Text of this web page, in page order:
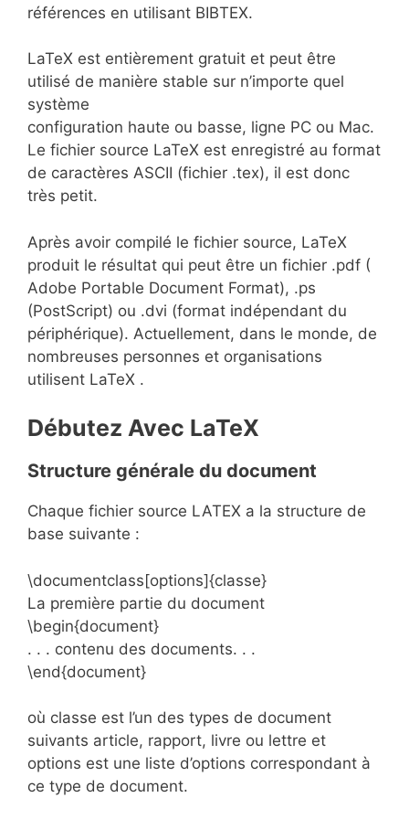
références en utilisant BIBTEX.
LaTeX est entièrement gratuit et peut être
utilisé de manière stable sur n’importe quel
système
configuration haute ou basse, ligne PC ou Mac.
Le fichier source LaTeX est enregistré au format
de caractères ASCII (fichier .tex), il est donc
très petit.
Après avoir compilé le fichier source, LaTeX
produit le résultat qui peut être un fichier .pdf (
Adobe Portable Document Format), .ps
(PostScript) ou .dvi (format indépendant du
périphérique). Actuellement, dans le monde, de
nombreuses personnes et organisations
utilisent LaTeX .
Débutez Avec LaTeX
Structure générale du document
Chaque fichier source LATEX a la structure de
base suivante :
\documentclass[options]{classe}
La première partie du document
\begin{document}
. . . contenu des documents. . .
\end{document}
où classe est l’un des types de document
suivants article, rapport, livre ou lettre et
options est une liste d’options correspondant à
ce type de document.